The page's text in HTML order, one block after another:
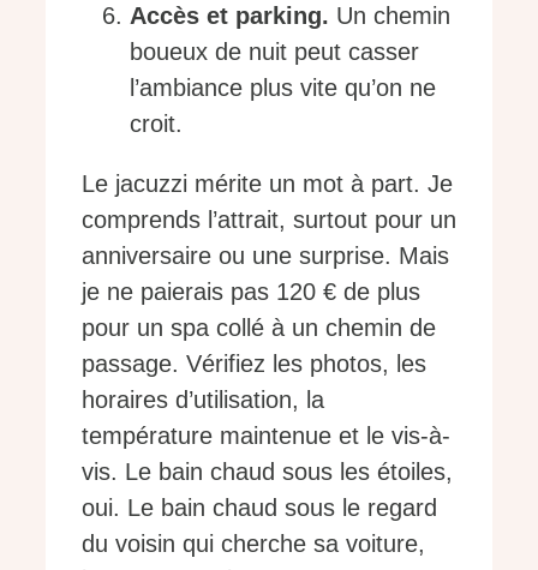
Accès et parking. Un chemin
boueux de nuit peut casser
l’ambiance plus vite qu’on ne
croit.
Le jacuzzi mérite un mot à part. Je
comprends l’attrait, surtout pour un
anniversaire ou une surprise. Mais
je ne paierais pas 120 € de plus
pour un spa collé à un chemin de
passage. Vérifiez les photos, les
horaires d’utilisation, la
température maintenue et le vis-à-
vis. Le bain chaud sous les étoiles,
oui. Le bain chaud sous le regard
du voisin qui cherche sa voiture,